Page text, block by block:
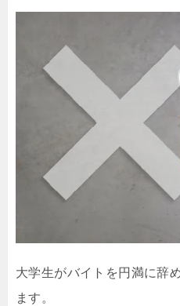
大学生がバイトを円満に辞
ます。